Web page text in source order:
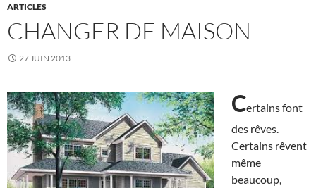
ARTICLES
CHANGER DE MAISON
27 JUIN 2013
Certains font
des rêves.
Certains rêvent
même
beaucoup,